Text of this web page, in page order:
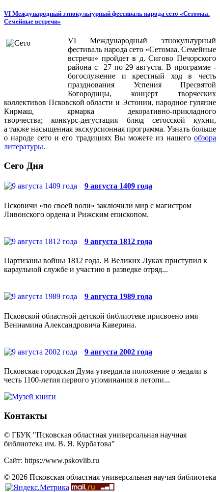
VI Международный этнокультурный фестиваль народа сето «Сетомаа.
Семейные встречи»
VI Международный этнокультурный
фестиваль народа сето «Сетомаа. Семейные
встречи» пройдет в д. Сигово Печорского
района с 27 по 29 августа. В программе -
богослужение и крестный ход в честь
празднования Успения Пресвятой
Богородицы, концерт творческих
коллективов Псковской области и Эстонии, народное гуляние
Кирмаш, ярмарка декоративно-прикладного
творчества; конкурс-дегустация блюд сетосской кухни,
а также насыщенная экскурсионная программа. Узнать больше
о народе сето и его традициях Вы можете из нашего обзора
литературы.
Сего Дня
9 августа 1409 года
Псковичи «по своей воли» заключили мир с магистром
Ливонского ордена и Рижским епископом.
9 августа 1812 года
Партизаны войны 1812 года. В Великих Луках приступил к
караульной службе и участию в разведке отряд...
9 августа 1989 года
Псковской областной детской библиотеке присвоено имя
Вениамина Александровича Каверина.
9 августа 2002 года
Псковская городская Дума утвердила положение о медали в
честь 1100-летия первого упоминания в летопи...
Контакты
© ГБУК "Псковская областная универсальная научная
библиотека им. В. Я. Курбатова"
Сайт: https://www.pskovlib.ru
© 2026 Псковская областная универсальная научая библиотека